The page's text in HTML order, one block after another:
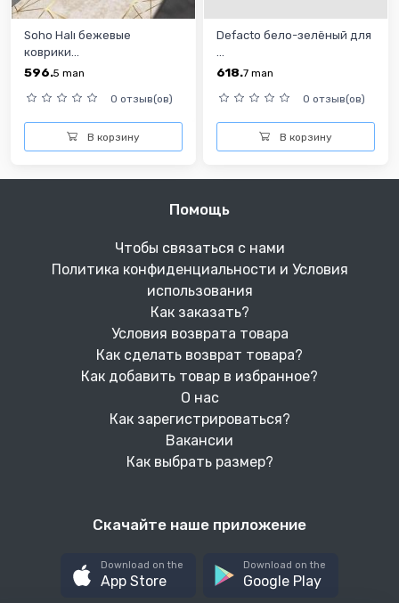
Soho Halı бежевые
коврики...
596.5 man
0 отзыв(ов)
В корзину
Defacto бело-зелёный для
618.7 man
0 отзыв(ов)
В корзину
Помощь
Чтобы связаться с нами
Политика конфиденциальности и Условия
использования
Как заказать?
Условия возврата товара
Как сделать возврат товара?
Как добавить товар в избранное?
О нас
Как зарегистрироваться?
Вакансии
Как выбрать размер?
Скачайте наше приложение
Download on the
App Store
Download on the
Google Play